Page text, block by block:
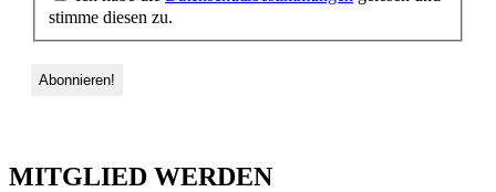
stimme diesen zu.
MITGLIED WERDEN